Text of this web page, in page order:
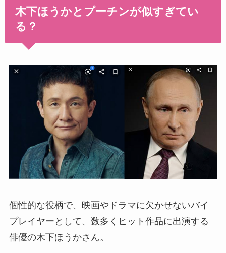
木下ほうかとプーチンが似すぎてい
る？
個性的な役柄で、映画やドラマに欠かせないバイ
プレイヤーとして、数多くヒット作品に出演する
俳優の木下ほうかさん。